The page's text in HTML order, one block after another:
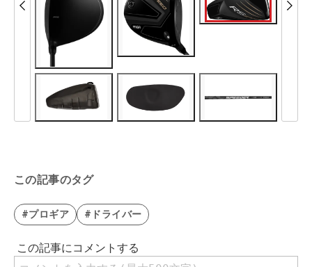
この記事のタグ
#プロギア #ドライバー